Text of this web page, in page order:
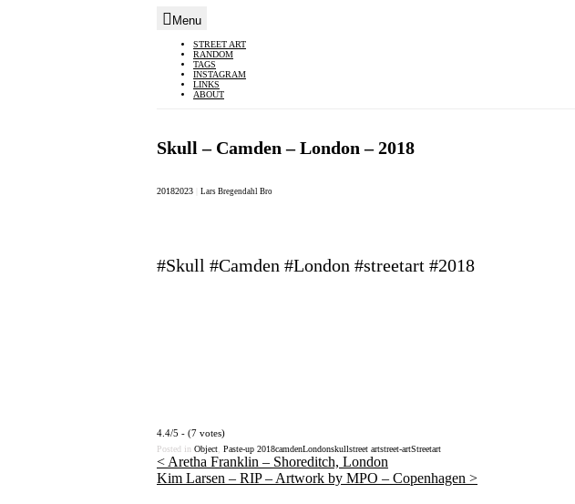
Skip
content
Menu
STREET ART
RANDOM
TAGS
INSTAGRAM
LINKS
ABOUT
Skull – Camden – London – 2018
20182023 Lars Bregendahl Bro
#Skull #Camden #London #streetart #2018
4.4/5 - (7 votes)
Posted in Object Paste-up 2018camdenLondonskullstreet artstreet-artStreetart
Post
< Aretha Franklin – Shoreditch, London
Kim Larsen – RIP – Artwork by MPO – Copenhagen >